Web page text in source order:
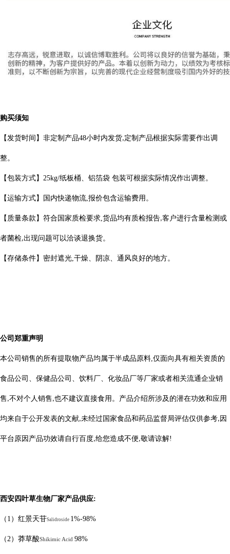
购买须知
【发货时间】非定制产品48小时内发货,定制产品根据实际需要作出调
整。
【包装方式】 25kg/纸板桶、铝箔袋 包装可根据实际情况作出调整。
【运输方式】国内快递物流 报价包含运输费用。
【质量条款】符合国家质检要求 货品均有质检报告,客户进行含量检测或
者菌检,出现问题可以洽谈退换货。
【存储条件】密封遮光 干燥、阴凉、通风良好的地方。
公司郑重声明
本公司销售的所有提取物产品均属于半成品原料 仅面向具有相关资质的
食品公司、保健品公司、饮料厂、化妆品厂等厂家或者相关流通企业销
售,不对个人销售,也不建议直接食用。产品介绍所涉及的潜在功效和应用
均来自于公开发表的文献,未经过国家食品和药品监督局评估仅供参考, 因
平台原因产品功效请自行百度,给您造成不便,敬请谅解!
西安四叶草生物厂家产品供应:
（ 1 ）红景天苷Salidroside 1%-98%
（ 2 ）莽草酸Shikimic Acid 98%